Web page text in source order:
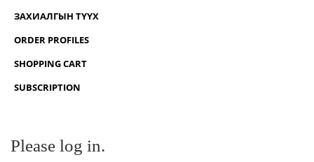
ЗАХИАЛГЫН ТҮҮХ
ORDER PROFILES
SHOPPING CART
SUBSCRIPTION
Please log in.